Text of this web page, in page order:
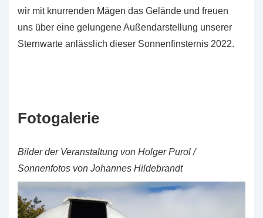
wir mit knurrenden Mägen das Gelände und freuen
uns über eine gelungene Außendarstellung unserer
Sternwarte anlässlich dieser Sonnenfinsternis 2022.
Fotogalerie
Bilder der Veranstaltung von Holger Purol /
Sonnenfotos von Johannes Hildebrandt